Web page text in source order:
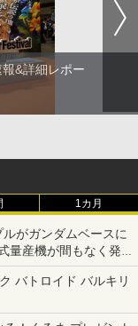
&詳細レポー
1カ月
がガンダムベースに
量産機が間もなく発送
バトロイド バルキリ